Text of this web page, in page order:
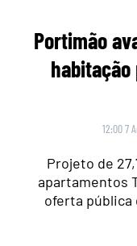
Portimão
12:00 7
Projeto de
apartamentos
oferta pública